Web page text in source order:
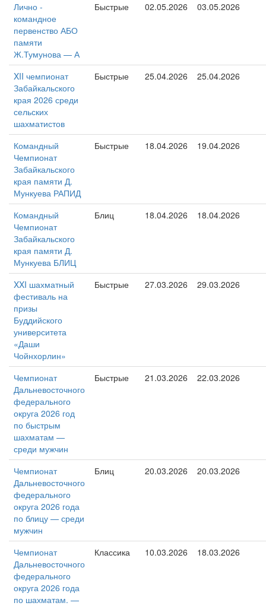
Лично -
командное
первенство АБО
памяти
Ж.Тумунова — А
Быстрые 02.05.2026 03.05.2026
XII чемпионат
Забайкальского
края 2026 среди
сельских
шахматистов
Быстрые 25.04.2026 25.04.2026
Командный
Чемпионат
Забайкальского
края памяти Д.
Мункуева РАПИД
Быстрые 18.04.2026 19.04.2026
Командный
Чемпионат
Забайкальского
края памяти Д.
Мункуева БЛИЦ
Блиц 18.04.2026 18.04.2026
XXI шахматный
фестиваль на
призы
Буддийского
университета
«Даши
Чойнхорлин»
Быстрые 27.03.2026 29.03.2026
Чемпионат
Дальневосточного
федерального
округа 2026 год
по быстрым
шахматам —
среди мужчин
Быстрые 21.03.2026 22.03.2026
Чемпионат
Дальневосточного
федерального
округа 2026 года
по блицу — среди
мужчин
Блиц 20.03.2026 20.03.2026
Чемпионат
Дальневосточного
федерального
округа 2026 года
по шахматам. —
Классика 10.03.2026 18.03.2026